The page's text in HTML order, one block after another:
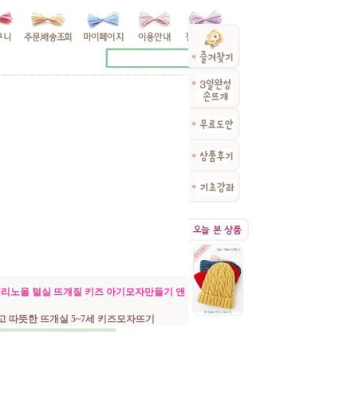
노울 털실 뜨개질 키즈 아기모자만들기 앤
따뜻한 뜨개실 5~7세 키즈모자뜨기